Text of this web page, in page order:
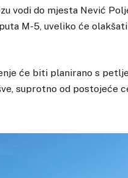
vodi do mjesta Nević
M-5, uveliko će
će biti planirano s
suprotno od postojeće